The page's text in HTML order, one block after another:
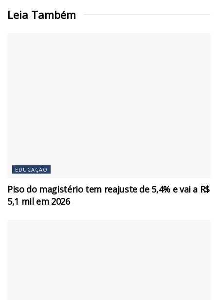
Leia Também
EDUCAÇÃO
Piso do magistério tem reajuste de 5,4% e vai a R$
5,1 mil em 2026